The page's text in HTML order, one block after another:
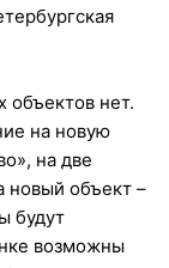
нет.
на новую
на две
новый объект –
будут
возможны